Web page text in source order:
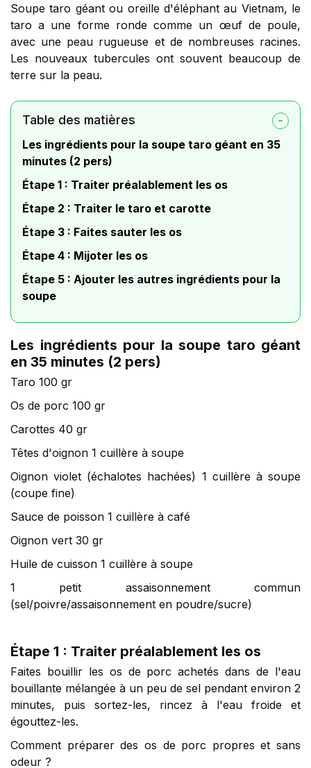
Soupe taro géant ou oreille d'éléphant au Vietnam, le
taro a une forme ronde comme un œuf de poule,
avec une peau rugueuse et de nombreuses racines.
Les nouveaux tubercules ont souvent beaucoup de
terre sur la peau.
Table des matières
Les ingrédients pour la soupe taro géant en 35
minutes (2 pers)
Étape 1 : Traiter préalablement les os
Étape 2 : Traiter le taro et carotte
Étape 3 : Faites sauter les os
Étape 4 : Mijoter les os
Étape 5 : Ajouter les autres ingrédients pour la
soupe
Les ingrédients pour la soupe taro géant
en 35 minutes (2 pers)
Taro 100 gr
Os de porc 100 gr
Carottes 40 gr
Têtes d'oignon 1 cuillère à soupe
Oignon violet (échalotes hachées) 1 cuillère à soupe
(coupe fine)
Sauce de poisson 1 cuillère à café
Oignon vert 30 gr
Huile de cuisson 1 cuillère à soupe
1 petit assaisonnement commun
(sel/poivre/assaisonnement en poudre/sucre)
Étape 1 : Traiter préalablement les os
Faites bouillir les os de porc achetés dans de l'eau
bouillante mélangée à un peu de sel pendant environ 2
minutes, puis sortez-les, rincez à l'eau froide et
égouttez-les.
Comment préparer des os de porc propres et sans
odeur ?